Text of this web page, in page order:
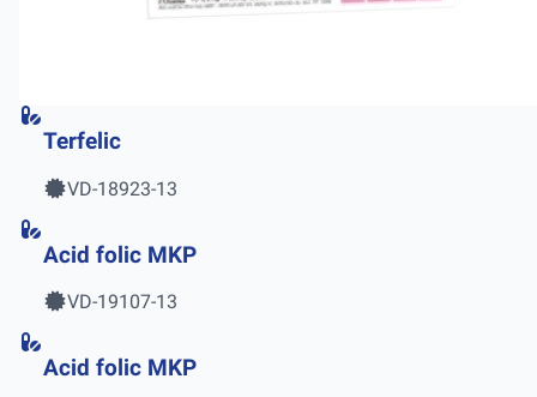
Terfelic
VD-18923-13
Acid folic MKP
VD-19107-13
Acid folic MKP